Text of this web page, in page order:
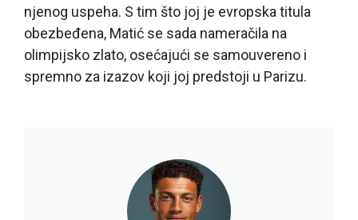
njenog uspeha. S tim što joj je evropska titula
obezbeđena, Matić se sada nameračila na
olimpijsko zlato, osećajući se samouvereno i
spremno za izazov koji joj predstoji u Parizu.